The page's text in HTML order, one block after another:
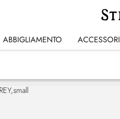
ABBIGLIAMENTO ACCESSORI